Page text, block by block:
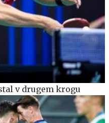
v drugem krogu